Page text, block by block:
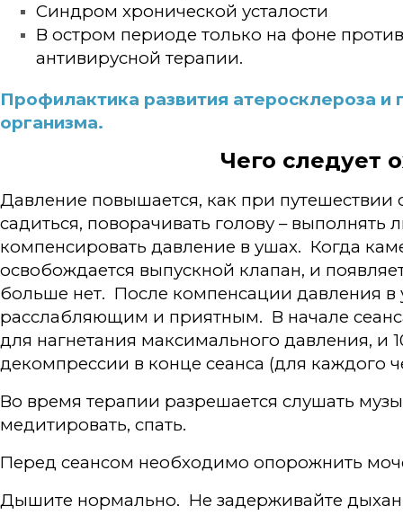
Синдром хронической усталости
В остром периоде только на фоне
антивирусной терапии.
Профилактика развития атеросклероза и
организма.
Чего следует
Давление повышается, как при путешествии
садиться, поворачивать голову –
компенсировать давление в ушах. Когда
освобождается выпускной клапан, и
больше нет. После компенсации давления в
расслабляющим и приятным. В начале
для нагнетания максимального давления, и
декомпрессии в конце сеанса (для каждого
Во время терапии разрешается слушать
медитировать, спать.
Перед сеансом необходимо опорожнить
Дышите нормально. Не задерживайте